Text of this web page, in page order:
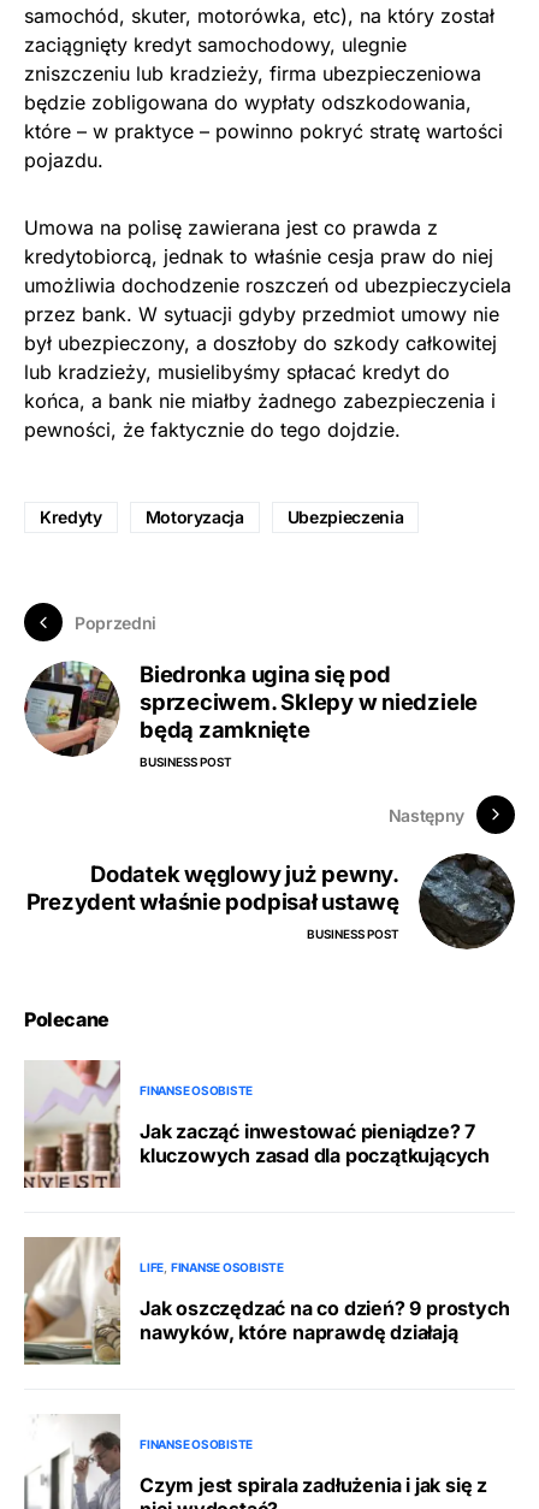
samochód, skuter, motorówka, etc), na który został
zaciągnięty kredyt samochodowy, ulegnie
zniszczeniu lub kradzieży, firma ubezpieczeniowa
będzie zobligowana do wypłaty odszkodowania,
które – w praktyce – powinno pokryć stratę wartości
pojazdu.
Umowa na polisę zawierana jest co prawda z
kredytobiorcą, jednak to właśnie cesja praw do niej
umożliwia dochodzenie roszczeń od ubezpieczyciela
przez bank. W sytuacji gdyby przedmiot umowy nie
był ubezpieczony, a doszłoby do szkody całkowitej
lub kradzieży, musielibyśmy spłacać kredyt do
końca, a bank nie miałby żadnego zabezpieczenia i
pewności, że faktycznie do tego dojdzie.
Kredyty Motoryzacja Ubezpieczenia
Poprzedni
Biedronka ugina się pod
sprzeciwem. Sklepy w niedziele
będą zamknięte
BUSINESS POST
Następny
Dodatek węglowy już pewny.
Prezydent właśnie podpisał ustawę
BUSINESS POST
Polecane
FINANSE OSOBISTE
Jak zacząć inwestować pieniądze? 7
kluczowych zasad dla początkujących
LIFE FINANSE OSOBISTE
Jak oszczędzać na co dzień? 9 prostych
nawyków, które naprawdę działają
FINANSE OSOBISTE
Czym jest spirala zadłużenia i jak się z